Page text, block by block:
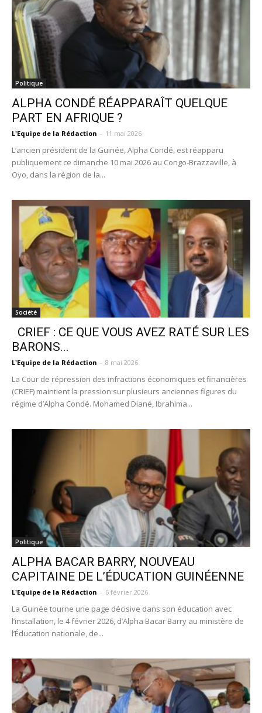
Politique
ALPHA CONDÉ RÉAPPARAÎT QUELQUE
PART EN AFRIQUE ?
L'Equipe de la Rédaction - 11 mai 2026
L’ancien président de la Guinée, Alpha Condé, est réapparu
publiquement ce dimanche 10 mai 2026 au Congo‑Brazzaville, à
Oyo, dans la région de la...
Société
CRIEF : CE QUE VOUS AVEZ RATÉ SUR LES
BARONS...
L'Equipe de la Rédaction - 8 mai 2026
La Cour de répression des infractions économiques et financières
(CRIEF) maintient la pression sur plusieurs anciennes figures du
régime d’Alpha Condé. Mohamed Diané, Ibrahima...
Politique
ALPHA BACAR BARRY, NOUVEAU
CAPITAINE DE L’ÉDUCATION GUINÉENNE
L'Equipe de la Rédaction - 6 février 2026
La Guinée tourne une page décisive dans son éducation avec
l’installation, le 4 février 2026, d’Alpha Bacar Barry au ministère de
l’Éducation nationale, de...